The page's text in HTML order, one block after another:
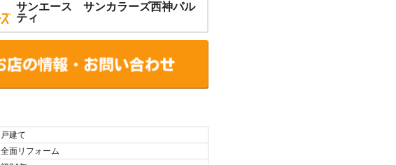
サンエース サンカラーズ西神パル
ティ
戸建て
全面リフォーム